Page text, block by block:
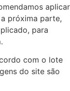
aplicar
próxima parte,
para
com o lote
do site são